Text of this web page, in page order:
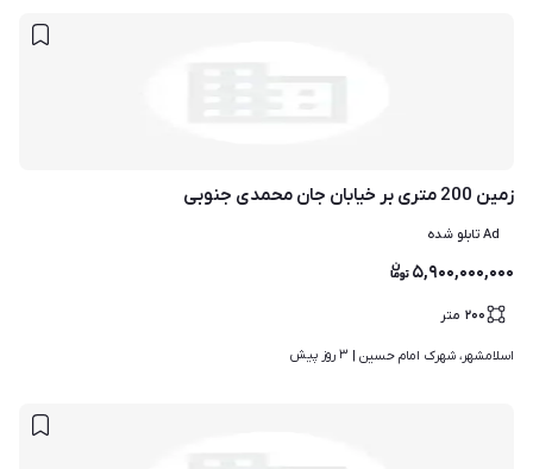
زمین 200 متری بر خیابان جان محمدی جنوبی
Ad تابلو شده
۵,۹۰۰,۰۰۰,۰۰۰
۲۰۰ متر
اسلامشهر، شهرک امام حسین | ۳ روز پیش